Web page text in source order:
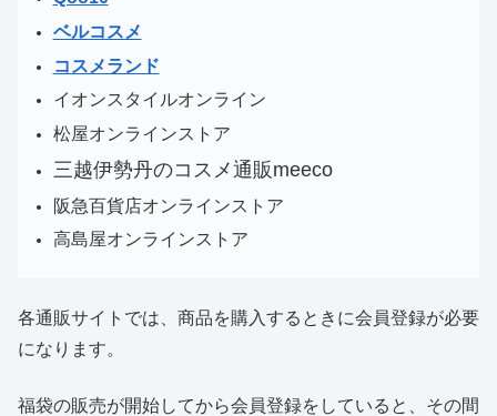
ベルコスメ
コスメランド
イオンスタイルオンライン
松屋オンラインストア
三越伊勢丹のコスメ通販meeco
阪急百貨店オンラインストア
高島屋オンラインストア
各通販サイトでは、商品を購入するときに会員登録が必要
になります。
福袋の販売が開始してから会員登録をしていると、その間